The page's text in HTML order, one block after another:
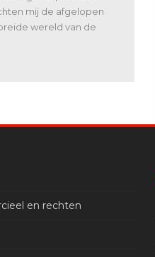
mij de afgelopen
wereld van de
en rechten